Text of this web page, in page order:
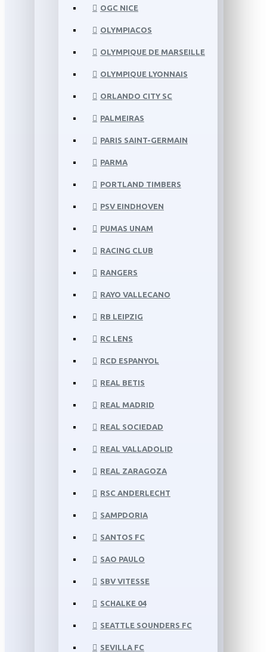
OGC NICE
OLYMPIACOS
OLYMPIQUE DE MARSEILLE
OLYMPIQUE LYONNAIS
ORLANDO CITY SC
PALMEIRAS
PARIS SAINT-GERMAIN
PARMA
PORTLAND TIMBERS
PSV EINDHOVEN
PUMAS UNAM
RACING CLUB
RANGERS
RAYO VALLECANO
RB LEIPZIG
RC LENS
RCD ESPANYOL
REAL BETIS
REAL MADRID
REAL SOCIEDAD
REAL VALLADOLID
REAL ZARAGOZA
RSC ANDERLECHT
SAMPDORIA
SANTOS FC
SAO PAULO
SBV VITESSE
SCHALKE 04
SEATTLE SOUNDERS FC
SEVILLA FC